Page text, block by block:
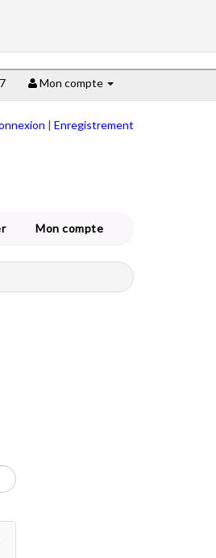
Mon compte
| Enregistrement
Mon compte